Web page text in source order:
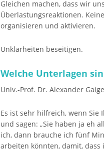
Gleichen machen, dass wir
Überlastungsreaktionen.
organisieren und aktivieren.
Unklarheiten beseitigen.
Welche Unterlagen
Univ.-Prof. Dr. Alexander
Es ist sehr hilfreich, wenn Sie
und sagen: „Sie haben ja eh
ich, dann brauche ich fünf
arbeiten könnten, damit, dass